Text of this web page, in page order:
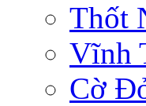
Thốt
Vĩnh
Cờ